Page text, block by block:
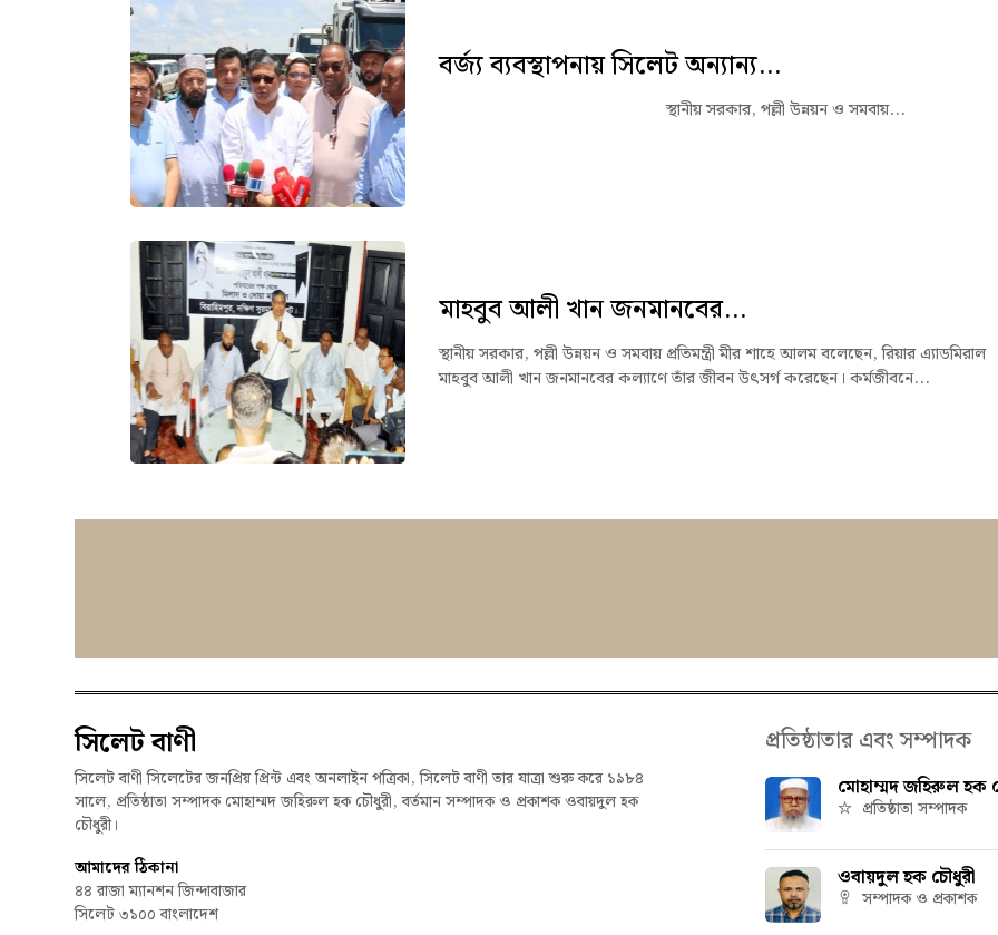
বর্জ্য ব্যবস্থাপনায় সিলেট অন্যান্য...
স্থানীয় সরকার, পল্লী উন্নয়ন ও সমবায়...
মাহবুব আলী খান জনমানবের...
স্থানীয় সরকার, পল্লী উন্নয়ন ও সমবায় প্রতিমন্ত্রী মীর শাহে আলম বলেছেন, রিয়ার এ্যাডমিরাল
মাহবুব আলী খান জনমানবের কল্যাণে তাঁর জীবন উৎসর্গ করেছেন। কর্মজীবনে...
সিলেট বাণী
সিলেট বাণী সিলেটের জনপ্রিয় প্রিন্ট এবং অনলাইন পত্রিকা, সিলেট বাণী তার যাত্রা শুরু করে ১৯৮৪
সালে, প্রতিষ্ঠাতা সম্পাদক মোহাম্মদ জহিরুল হক চৌধুরী, বর্তমান সম্পাদক ও প্রকাশক ওবায়দুল হক
চৌধুরী।
আমাদের ঠিকানা
৪৪ রাজা ম্যানশন জিন্দাবাজার
সিলেট ৩১০০ বাংলাদেশ
প্রতিষ্ঠাতার এবং সম্পাদক
মোহাম্মদ জহিরুল হক
প্রতিষ্ঠাতা সম্পাদক
ওবায়দুল হক চৌধুরী
সম্পাদক ও প্রকাশক